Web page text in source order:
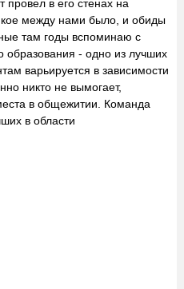
провел в его стенах на
между нами было, и обиды
там годы вспоминаю с
образования - одно из лучших
варьируется в зависимости
никто не вымогает,
в общежитии. Команда
в области